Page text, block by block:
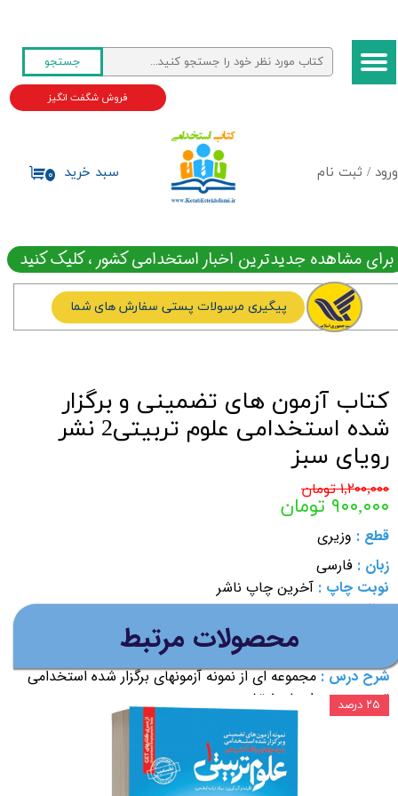
ورود / ثبت نام
حساب کاربری من
تغییر گذر واژه
جستجو
۰ سبد خرید
فروش شگفت انگیز
برای مشاهده جدیدترین اخبار استخدامی کشور ، کلیک کنید
پیگیری مرسولات پستی سفارش های شما
کتاب آزمون های تضمینی و برگزار
شده استخدامی علوم تربیتی2 نشر
رویای سبز
۱,۲۰۰,۰۰۰ تومان
۹۰۰,۰۰۰ تومان
قطع : وزیری
زبان : فارسی
نوبت چاپ : آخرین چاپ ناشر
مولف :میلاد ابطحی
مقطع کاردانی، کارشناسی و کارشناسی ارشد
شرح درس :مجموعه ای از نمونه آزمونهای برگزار شده استخدامی
تستی به همراه پاسخ تشریحی
افزودن به سبد خرید
​محصولات مرتبط
۲۵ درصد